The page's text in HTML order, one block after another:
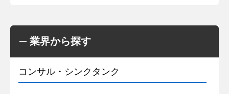
業界から探す
コンサル・シンクタンク